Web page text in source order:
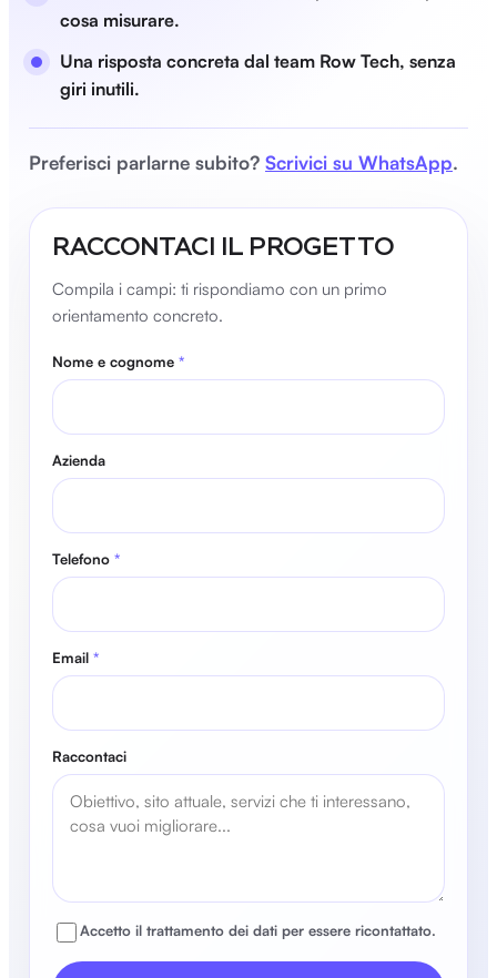
cosa misurare.
Una risposta concreta dal team Row Tech, senza
giri inutili.
Preferisci parlarne subito? Scrivici su WhatsApp.
RACCONTACI IL PROGETTO
Compila i campi: ti rispondiamo con un primo
orientamento concreto.
Nome e cognome *
Azienda
Telefono *
Email *
Raccontaci
Accetto il trattamento dei dati per essere ricontattato.